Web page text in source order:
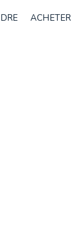
ACHETER